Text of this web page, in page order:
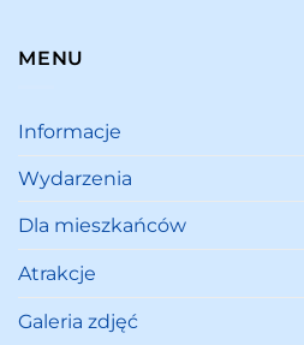
MENU
Informacje
Wydarzenia
Dla mieszkańców
Atrakcje
Galeria zdjęć